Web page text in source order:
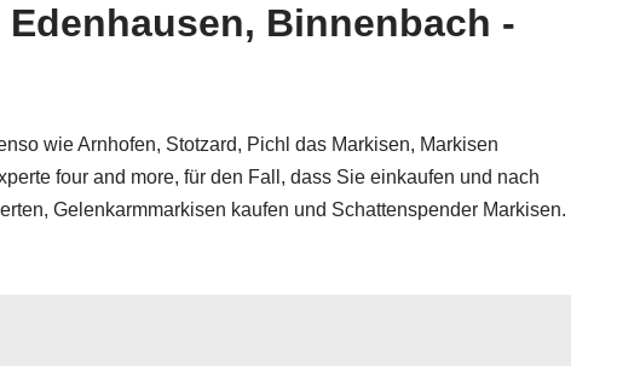
Binnenbach -
wie Arnhofen, Stotzard, Pichl das Markisen, Markisen
four and more, für den Fall, dass Sie einkaufen und nach
Gelenkarmmarkisen kaufen und Schattenspender Markisen.